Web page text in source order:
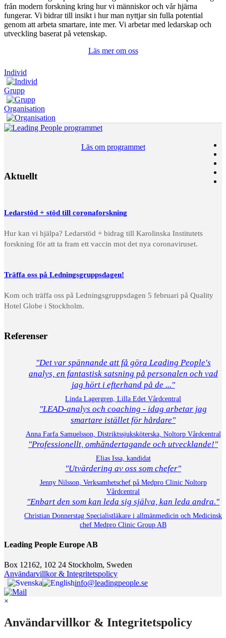
från modern forskning kring hur vi människor och vår hjärna
fungerar. Vi bidrar till insikt i hur man nyttjar sin fulla potential
genom att arbeta smartare, inte mer. Vi arbetar med ledarskap och
utveckling baserat på vetenskap.
Läs mer om oss
Individ
Grupp
Organisation
Läs om programmet
Aktuellt
Ledarstöd + stöd till coronaforskning
Hur kan vi hjälpa? Ledarstöd + bidrag till Karolinska Institutets
forskning för att ta fram ett vaccin mot det nya coronaviruset.
Träffa oss på Ledningsgruppsdagen!
Kom och träffa oss på Ledningsgruppsdagen 5 februari på Quality
Hotel Globe i Stockholm.
Referenser
"Det var spännande att få göra Leading People's
analys, en fantastisk satsning på personalen och vad
jag hört i efterhand på de ..."
Linda Lagergren, Lilla Edet Vårdcentral
"LEAD-analys och coaching - idag arbetar jag
smartare istället för hårdare"
Anna Farfa Samuelsson, Distriktssjuksköterska, Noltorp Vårdcentral
"Professionellt, omhändertagande och utvecklande!"
Elias Issa, kandidat
"Utvärdering av oss som chefer"
Jenny Nilsson, Verksamhetschef på Medpro Clinic Noltorp
Vårdcentral
"Enbart den som kan leda sig själva, kan leda andra."
Christian Donnerstag Specialistläkare i allmänmedicin och Medicinsk
chef Medpro Clinic Group AB
Leading People Europe AB
Box 12162, 102 24 Stockholm, Sweden
Användarvillkor & Integritetspolicy
info@leadingpeople.se
×
Användarvillkor & Integritetspolicy